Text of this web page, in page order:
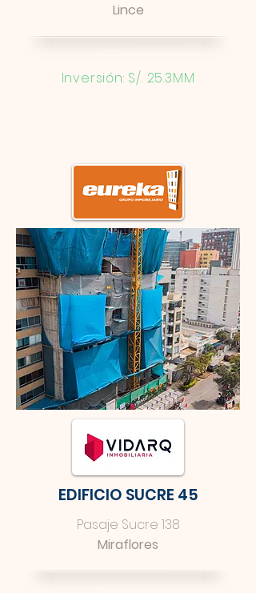
Lince
Inversión: S/. 25.3MM
EDIFICIO SUCRE 45
Pasaje Sucre 138
Miraflores